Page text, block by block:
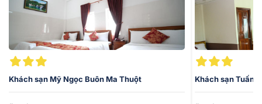
tôi tư vấn giúp bạnkhách sạn Đắk Lắk phù hợp nhất nhé.
Khách sạn Mỹ Ngọc Buôn Ma Thuột Khách sạn Tuấn